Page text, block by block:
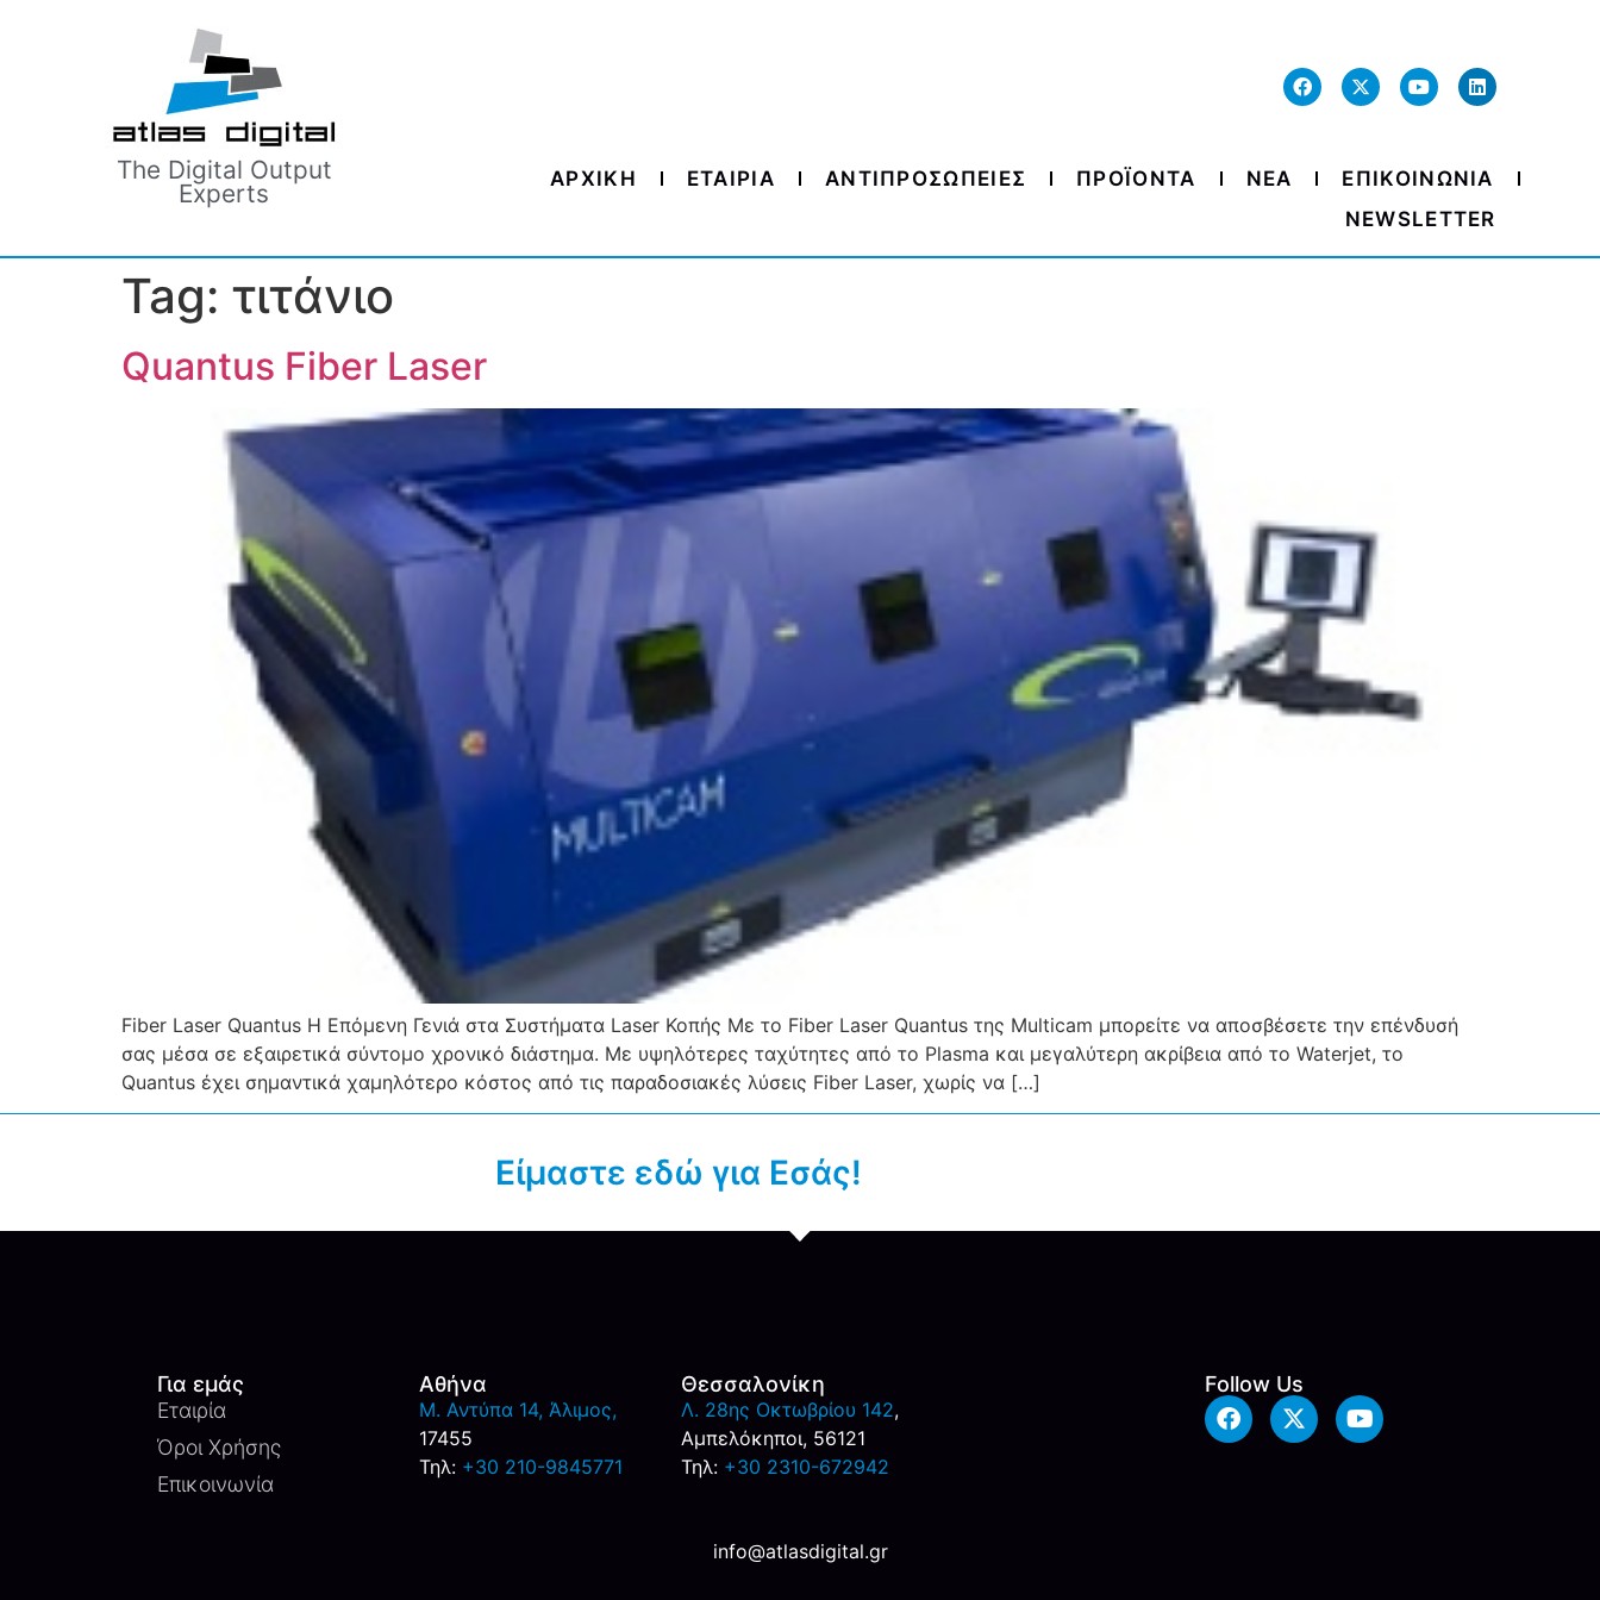
The Digital Output
Experts
ΑΡΧΙΚΗ ΕΤΑΙΡΙΑ ΑΝΤΙΠΡΟΣΩΠΕΙΕΣ ΠΡΟΪΟΝΤΑ ΝΕΑ
ΕΠΙΚΟΙΝΩΝΙΑ
NEWSLETTER
Tag: τιτάνιο
Quantus Fiber Laser
Fiber Laser Quantus Η Επόμενη Γενιά στα Συστήματα Laser Κοπής Mε το Fiber Laser Quantus της Multicam μπορείτε να αποσβέσετε την επένδυσή
σας μέσα σε εξαιρετικά σύντομο χρονικό διάστημα. Με υψηλότερες ταχύτητες από το Plasma και μεγαλύτερη ακρίβεια από το Waterjet, το
Quantus έχει σημαντικά χαμηλότερο κόστος από τις παραδοσιακές λύσεις Fiber Laser, χωρίς να […]
Είμαστε εδώ για Εσάς!
Για εμάς
Εταιρία
Όροι Χρήσης
Επικοινωνία
Αθήνα
M. Αντύπα 14, Άλιμος,
17455
Τηλ: +30 210-9845771
Θεσσαλονίκη
Λ. 28ης Οκτωβρίου 142,
Αμπελόκηποι, 56121
Τηλ: +30 2310-672942
Follow Us
info@atlasdigital.gr